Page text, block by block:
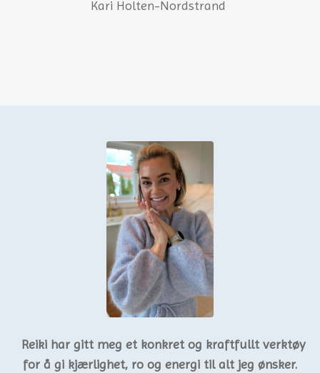
Kari Holten-Nordstrand
Reiki har gitt meg et konkret og kraftfullt verktøy
for å gi kjærlighet, ro og energi til alt jeg ønsker.